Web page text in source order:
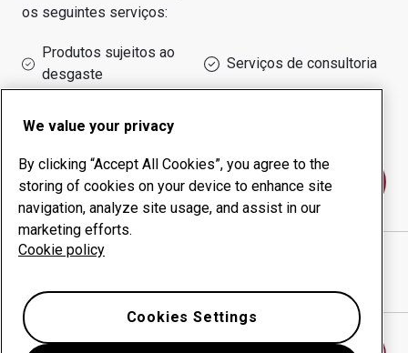
os seguintes serviços:
Produtos sujeitos ao
desgaste
Serviços de consultoria
de funcionamento
Fale conosco
ATT OOD
We value your privacy
By clicking “Accept All Cookies”, you agree to the
storing of cookies on your device to enhance site
navigation, analyze site usage, and assist in our
marketing efforts.
Cookie policy
Cookies Settings